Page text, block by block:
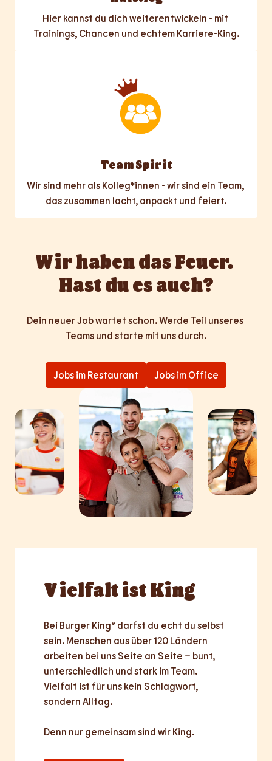
Hier kannst du dich weiterentwickeln - mit
Trainings, Chancen und echtem Karriere-King.
Team Spirit
Wir sind mehr als Kolleg*innen - wir sind ein Team,
das zusammen lacht, anpackt und feiert.
Wir haben das Feuer.
Hast du es auch?
Dein neuer Job wartet schon. Werde Teil unseres
Teams und starte mit uns durch.
Jobs im Restaurant Jobs im Office
Vielfaltist King
Bei Burger King® darfst du echt du selbst
sein. Menschen aus über 120 Ländern
arbeiten bei uns Seite an Seite – bunt,
unterschiedlich und stark im Team.
Vielfalt ist für uns kein Schlagwort,
sondern Alltag.
Denn nur gemeinsamsind wir King.